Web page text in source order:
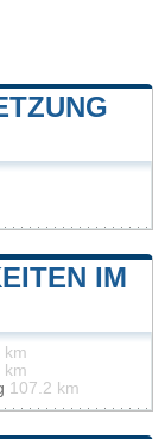
IM
km
km
107.2 km